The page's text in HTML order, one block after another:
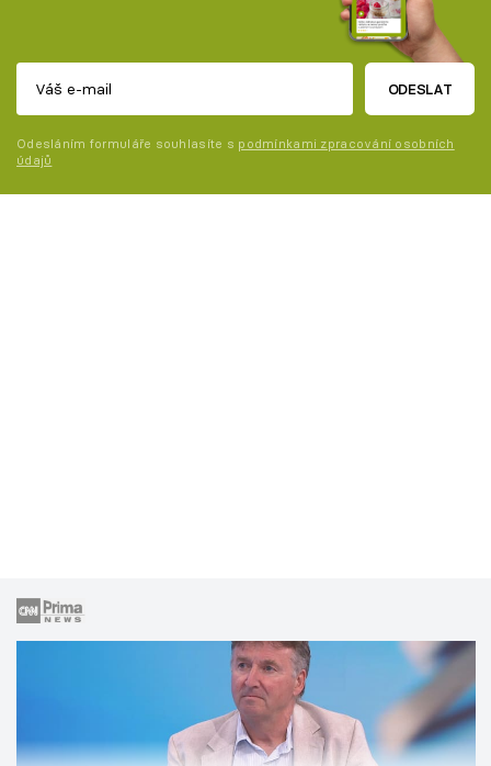
ODESLAT
Odesláním formuláře souhlasíte s podmínkami zpracování osobních
údajů